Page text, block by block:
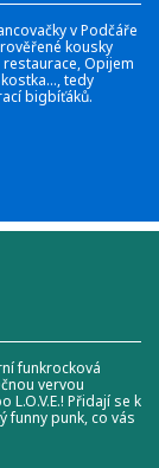
v Podčáře
kousky
Opijem
tedy
bigbíťáků.
funkrocková
vervou
Přidají se k
funny punk, co vás